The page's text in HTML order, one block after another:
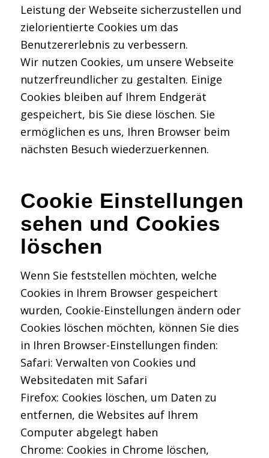
Leistung der Webseite sicherzustellen und
zielorientierte Cookies um das
Benutzererlebnis zu verbessern.
Wir nutzen Cookies, um unsere Webseite
nutzerfreundlicher zu gestalten. Einige
Cookies bleiben auf Ihrem Endgerät
gespeichert, bis Sie diese löschen. Sie
ermöglichen es uns, Ihren Browser beim
nächsten Besuch wiederzuerkennen.
Cookie Einstellungen
sehen und Cookies
löschen
Wenn Sie feststellen möchten, welche
Cookies in Ihrem Browser gespeichert
wurden, Cookie-Einstellungen ändern oder
Cookies löschen möchten, können Sie dies
in Ihren Browser-Einstellungen finden:
Safari: Verwalten von Cookies und
Websitedaten mit Safari
Firefox: Cookies löschen, um Daten zu
entfernen, die Websites auf Ihrem
Computer abgelegt haben
Chrome: Cookies in Chrome löschen,